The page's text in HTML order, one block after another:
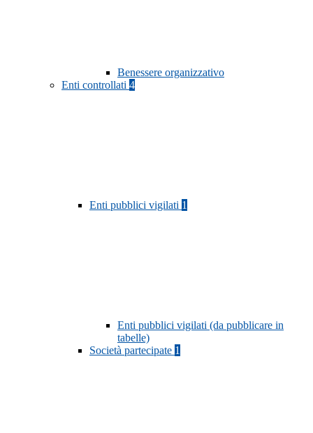
Benessere organizzativo
Enti controllati 4
Enti pubblici vigilati 1
Enti pubblici vigilati (da pubblicare in
tabelle)
Società partecipate 1